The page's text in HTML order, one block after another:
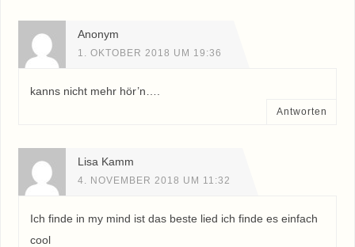
Anonym
1. OKTOBER 2018 UM 19:36
kanns nicht mehr hör’n….
Antworten
Lisa Kamm
4. NOVEMBER 2018 UM 11:32
Ich finde in my mind ist das beste lied ich finde es einfach
cool